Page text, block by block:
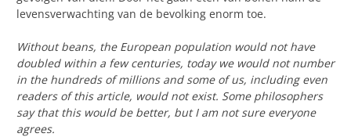
levensverwachting van de bevolking enorm toe.
Without beans, the European population would not have
doubled within a few centuries, today we would not number
in the hundreds of millions and some of us, including even
readers of this article, would not exist. Some philosophers
say that this would be better, but I am not sure everyone
agrees.